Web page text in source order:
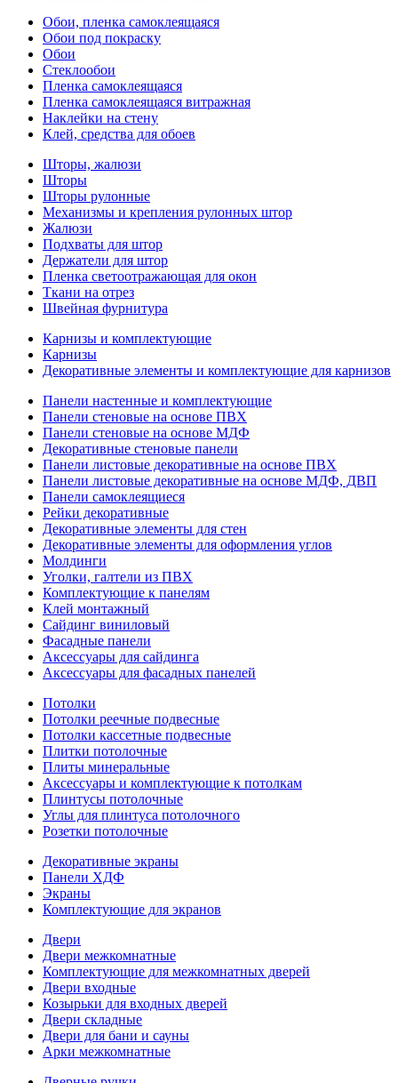
Обои, пленка самоклеящаяся
Обои под покраску
Обои
Стеклообои
Пленка самоклеящаяся
Пленка самоклеящаяся витражная
Наклейки на стену
Клей, средства для обоев
Шторы, жалюзи
Шторы
Шторы рулонные
Механизмы и крепления рулонных штор
Жалюзи
Подхваты для штор
Держатели для штор
Пленка светоотражающая для окон
Ткани на отрез
Швейная фурнитура
Карнизы и комплектующие
Карнизы
Декоративные элементы и комплектующие для карнизов
Панели настенные и комплектующие
Панели стеновые на основе ПВХ
Панели стеновые на основе МДФ
Декоративные стеновые панели
Панели листовые декоративные на основе ПВХ
Панели листовые декоративные на основе МДФ, ДВП
Панели самоклеящиеся
Рейки декоративные
Декоративные элементы для стен
Декоративные элементы для оформления углов
Молдинги
Уголки, галтели из ПВХ
Комплектующие к панелям
Клей монтажный
Сайдинг виниловый
Фасадные панели
Аксессуары для сайдинга
Аксессуары для фасадных панелей
Потолки
Потолки реечные подвесные
Потолки кассетные подвесные
Плитки потолочные
Плиты минеральные
Аксессуары и комплектующие к потолкам
Плинтусы потолочные
Углы для плинтуса потолочного
Розетки потолочные
Декоративные экраны
Панели ХДФ
Экраны
Комплектующие для экранов
Двери
Двери межкомнатные
Комплектующие для межкомнатных дверей
Двери входные
Козырьки для входных дверей
Двери складные
Двери для бани и сауны
Арки межкомнатные